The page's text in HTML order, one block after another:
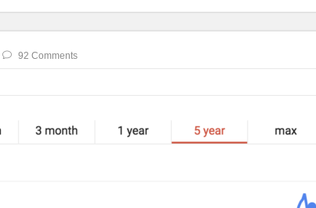
92 Comments